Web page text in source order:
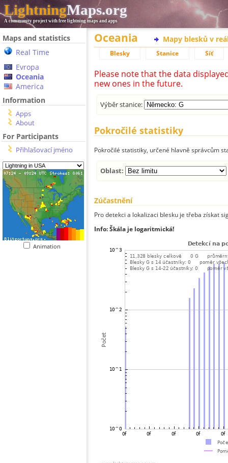
LightningMaps.org
A community project with free lightning maps and apps
Maps and statistics
Real Time
Evropa
Oceania
America
Information
Apps
About
For Participants
Přihlašovací jméno
Animation
Oceania Mapy blesků v
Blesky Stanice Síť
Please note that the data
new ones in the future.
Výběr stanice:
Pokročilé statistiky
Pokročilé statistiky, určené hlavně správcům
Oblast:
Zúčastnění
Pro detekci a lokalizaci blesku je třeba získat
Info: Škála je logaritmická!